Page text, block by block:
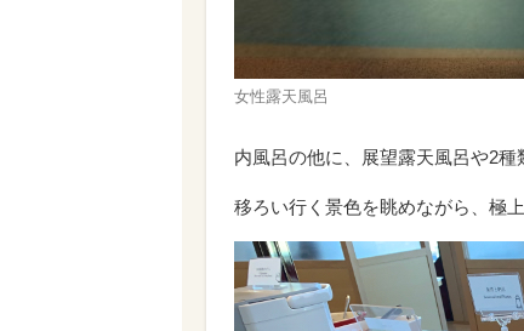
女性露天風呂
内風呂の他に、展望露天風呂や2種
移ろい行く景色を眺めながら、極